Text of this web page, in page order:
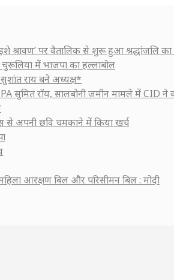
श्रावण’ पर वैतालिक से शुरू हुआ श्रद्धांजलि का
में भाजपा का हल्लाबोल
सुशांत राय बने अध्यक्ष*
सुमित रॉय, सालबोनी जमीन मामले में CID ने
अपनी छवि चमकाने में किया खर्च
आरक्षण बिल और परिसीमन बिल : मोदी